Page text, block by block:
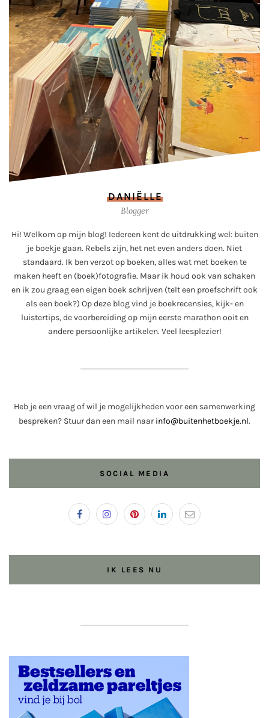
DANIËLLE
Blogger
Hi! Welkom op mijn blog! Iedereen kent de uitdrukking wel: buiten
je boekje gaan. Rebels zijn, het net even anders doen. Niet
standaard. Ik ben verzot op boeken, alles wat met boeken te
maken heeft en (boek)fotografie. Maar ik houd ook van schaken
en ik zou graag een eigen boek schrijven (telt een proefschrift ook
als een boek?) Op deze blog vind je boekrecensies, kijk- en
luistertips, de voorbereiding op mijn eerste marathon ooit en
andere persoonlijke artikelen. Veel leesplezier!
Heb je een vraag of wil je mogelijkheden voor een samenwerking
bespreken? Stuur dan een mail naar info@buitenhetboekje.nl.
SOCIAL MEDIA
IK LEES NU